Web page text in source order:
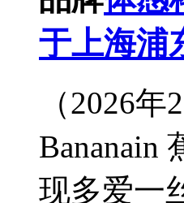
于上海浦
（2026
Bananain
现多爱一